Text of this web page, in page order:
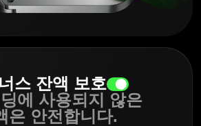
스 잔액 보호
에 사용되지 않은
은 안전합니다.